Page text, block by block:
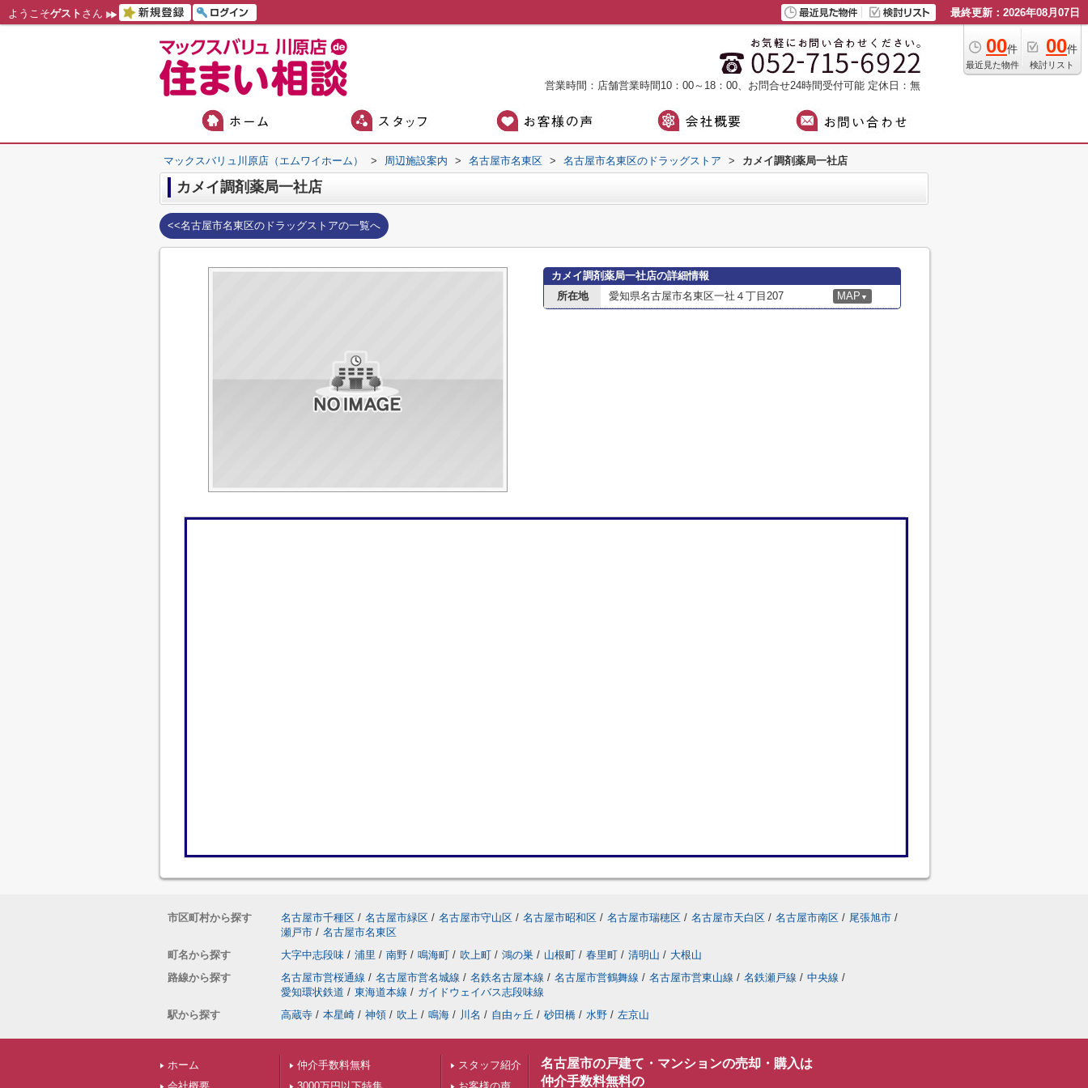
ようこそゲスト さん 最終更新：2026年08月07日
00件
最近見た物件
00件
検討リスト
営業時間：店舗営業時間10：00～18：00、お問合せ24時間受付可能 定休日：無
マックスバリュ川原店（エムワイホーム） > 周辺施設案内 > 名古屋市名東区 > 名古屋市名東区のドラッグストア > カメイ調剤薬局一社店
カメイ調剤薬局一社店
<<名古屋市名東区のドラッグストアの一覧へ
カメイ調剤薬局一社店の詳細情報
所在地
愛知県名古屋市名東区一社４丁目207 MAP ▼
市区町村から探す 名古屋市千種区 / 名古屋市緑区 / 名古屋市守山区 / 名古屋市昭和区 / 名古屋市瑞穂区 / 名古屋市天白区 / 名古屋市南区 / 尾張旭市 /
瀬戸市 / 名古屋市名東区
町名から探す
大字中志段味 / 浦里 / 南野 / 鳴海町 / 吹上町 / 鴻の巣 / 山根町 / 春里町 / 清明山 / 大根山
路線から探す
名古屋市営桜通線 / 名古屋市営名城線 / 名鉄名古屋本線 / 名古屋市営鶴舞線 / 名古屋市営東山線 / 名鉄瀬戸線 / 中央線 /
愛知環状鉄道 / 東海道本線 / ガイドウェイバス志段味線
駅から探す
高蔵寺 / 本星崎 / 神領 / 吹上 / 鳴海 / 川名 / 自由ヶ丘 / 砂田橋 / 水野 / 左京山
ホーム
仲介手数料無料
スタッフ紹介
名古屋市の戸建て・マンションの売却・購入は
仲介手数料無料の